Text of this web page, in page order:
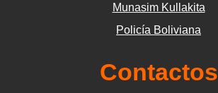
Munasim Kullakita
Policía Boliviana
Contactos